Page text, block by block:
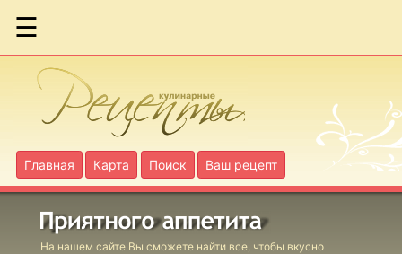
☰
Главная Карта Поиск Ваш рецепт
На нашем сайте Вы сможете найти все, чтобы вкусно
Мини-
чебуреки
Пирожки
Корнуоллские
Пирожки с
мясом
Пирожки с